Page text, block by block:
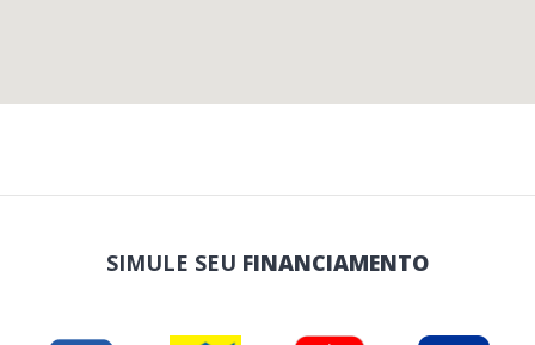
SIMULE SEU FINANCIAMENTO